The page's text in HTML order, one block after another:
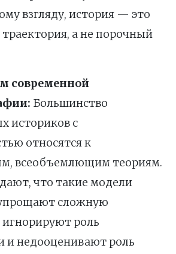
взгляду, история — это
а не порочный
современной
Большинство
историков с
относятся к
всеобъемлющим теориям.
что такие модели
сложную
игнорируют роль
и недооценивают роль